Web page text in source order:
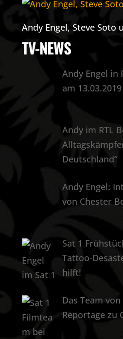
Andy Engel, Steve Soto
TV-NEWS
Andy Engel in
am 13.03.2019
Andy im RTL
Deutschland“
Andy Engel:
von Chester
Sat 1
Tattoo-
hilft!
Das Team von
Reportage zu